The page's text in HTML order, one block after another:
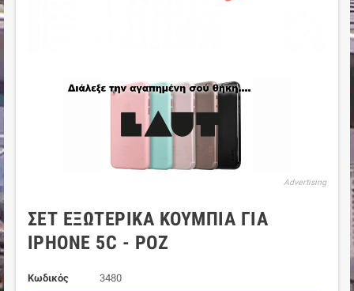
Advertising
ΣΕΤ ΕΞΩΤΕΡΙΚΆ ΚΟΥΜΠΙΆ ΓΙΑ
IPHONE 5C - ΡΟΖ
Κωδικός 3480